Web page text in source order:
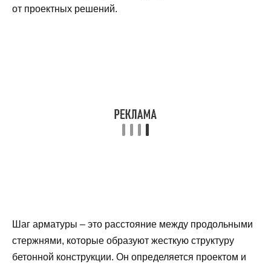
от проектных решений.
Шаг арматуры – это расстояние между продольными
стержнями, которые образуют жесткую структуру
бетонной конструкции. Он определяется проектом и